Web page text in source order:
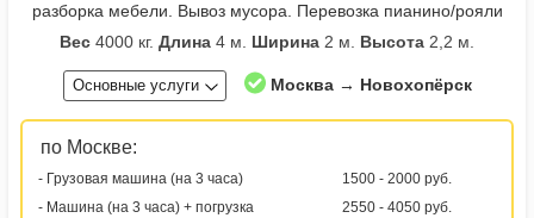
разборка мебели. Вывоз мусора. Перевозка пианино/рояли
Вес 4000 кг. Длина 4 м. Ширина 2 м. Высота 2,2 м.
Основные услуги Москва → Новохопёрск
по Москве:
- Грузовая машина (на 3 часа)
1500 - 2000 руб.
- Машина (на 3 часа) + погрузка
2550 - 4050 руб.